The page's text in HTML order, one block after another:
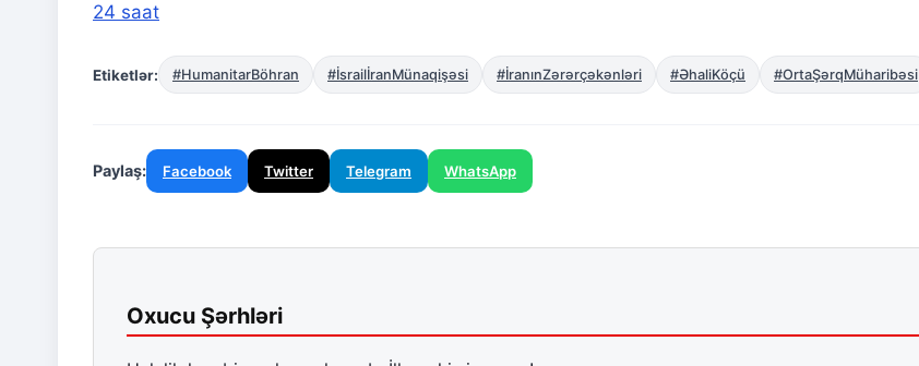
24 saat
Etiketlər: #HumanitarBöhran #İsrailİranMünaqişəsi #İranınZərərçəkənləri #ƏhaliKöçü #OrtaŞərqMüharibəsi
Paylaş: Facebook Twitter Telegram WhatsApp
Oxucu Şərhləri